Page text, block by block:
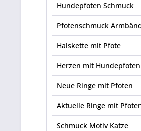
Hundepfoten Schmuck
Pfotenschmuck
Halskette mit Pfote
Herzen mit Hundepfoten
Neue Ringe mit Pfoten
Aktuelle Ringe mit
Schmuck Motiv Katze